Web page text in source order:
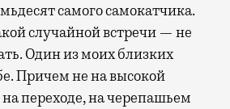
самого самокатчика.
случайной встречи — не
Один из моих близких
Причем не на высокой
на переходе, на черепашьем